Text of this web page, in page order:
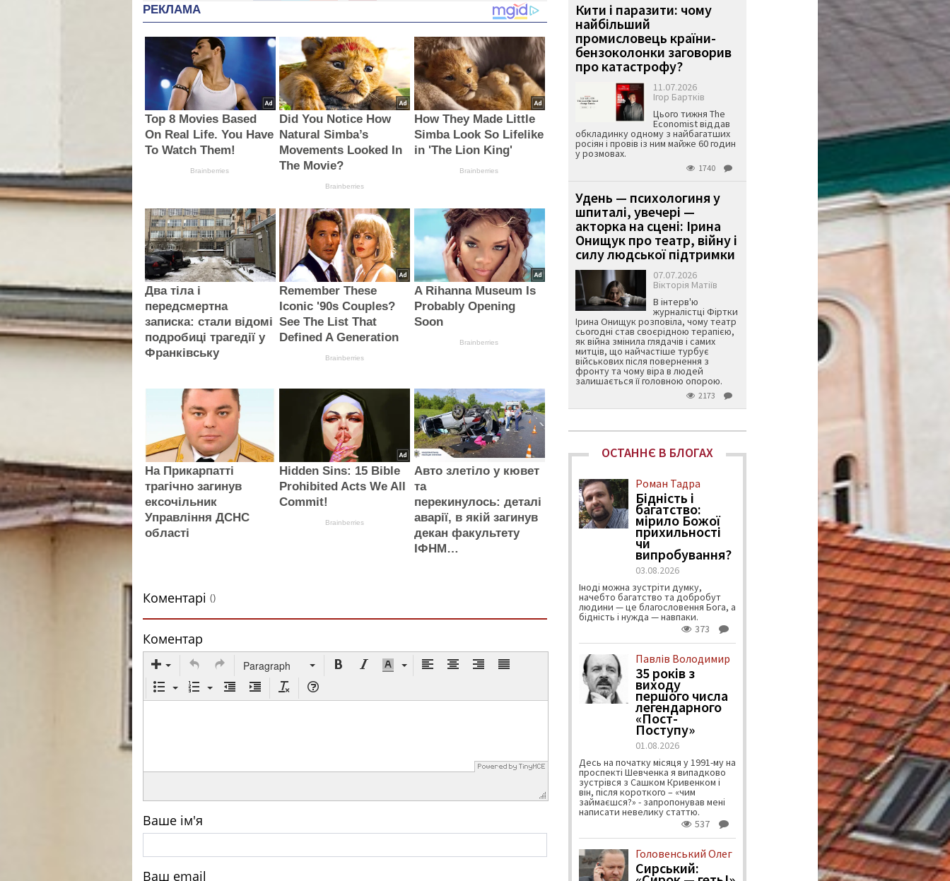
РЕКЛАМА
Top 8 Movies Based
On Real Life. You Have
To Watch Them!
Brainberries
Did You Notice How
Natural Simba’s
Movements Looked In
The Movie?
Brainberries
How They Made Little
Simba Look So Lifelike
in 'The Lion King'
Brainberries
Два тіла і
передсмертна
записка: стали відомі
подробиці трагедії у
Франківську
Remember These
Iconic '90s Couples?
See The List That
Defined A Generation
Brainberries
A Rihanna Museum Is
Probably Opening
Soon
Brainberries
На Прикарпатті
трагічно загинув
ексочільник
Управління ДСНС
області
Hidden Sins: 15 Bible
Prohibited Acts We All
Commit!
Brainberries
Авто злетіло у кювет
та
перекинулось: деталі
аварії, в якій загинув
декан факультету
ІФНМ…
Коментарі ()
Коментар
Paragraph
Ваше ім'я
Ваш email
Кити і паразити: чому
найбільший
промисловець країни-
бензоколонки заговорив
про катастрофу?
11.07.2026
Ігор Бартків
Цього тижня The
Economist віддав
обкладинку одному з найбагатших
росіян і провів із ним майже 60 годин
у розмовах.
1740
Удень — психологиня у
шпиталі, увечері —
акторка на сцені: Ірина
Онищук про театр, війну і
силу людської підтримки
07.07.2026
Вікторія Матіїв
В інтерв'ю
журналістці Фіртки
Ірина Онищук розповіла, чому театр
сьогодні став своєрідною терапією,
як війна змінила глядачів і самих
митців, що найчастіше турбує
військових після повернення з
фронту та чому віра в людей
залишається її головною опорою.
2173
ОСТАННЄ В БЛОГАХ
Роман Тадра
Бідність і
багатство:
мірило Божої
прихильності
чи
випробування?
03.08.2026
Іноді можна зустріти думку,
начебто багатство та добробут
людини — це благословення Бога, а
бідність і нужда — навпаки.
373
Павлів Володимир
35 років з
виходу
першого числа
легендарного
«Пост-
Поступу»
01.08.2026
Десь на початку місяця у 1991-му на
проспекті Шевченка я випадково
зустрівся з Сашком Кривенком і
він, після короткого – «чим
займаєшся?» - запропонував мені
написати невелику статтю.
537
Головенський Олег
Сирський: